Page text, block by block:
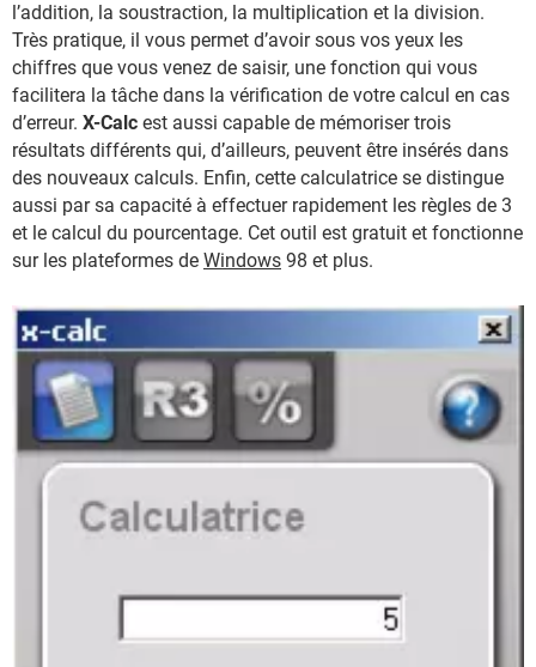
l’addition, la soustraction, la multiplication et la division.
Très pratique, il vous permet d’avoir sous vos yeux les
chiffres que vous venez de saisir, une fonction qui vous
facilitera la tâche dans la vérification de votre calcul en cas
d’erreur. X-Calc est aussi capable de mémoriser trois
résultats différents qui, d’ailleurs, peuvent être insérés dans
des nouveaux calculs. Enfin, cette calculatrice se distingue
aussi par sa capacité à effectuer rapidement les règles de 3
et le calcul du pourcentage. Cet outil est gratuit et fonctionne
sur les plateformes de Windows 98 et plus.